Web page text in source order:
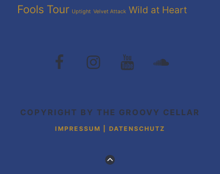
Fools Tour Uptight Velvet Attack Wild at Heart
The
Groovy
The
Groovy
The
Groovy
The
COPYRIGHT BY THE GROOVY CELLAR
IMPRESSUM | DATENSCHUTZ
ZUM